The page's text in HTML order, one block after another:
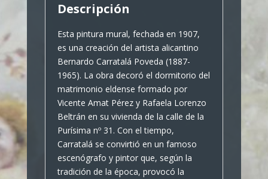
Descripción
Esta pintura mural, fechada en 1907,
es una creación del artista alicantino
Bernardo Carratalá Poveda (1887-
1965). La obra decoró el dormitorio del
matrimonio eldense formado por
Vicente Amat Pérez y Rafaela Lorenzo
Beltrán en su vivienda de la calle de la
Purísima nº 31. Con el tiempo,
Carratalá se convirtió en un famoso
escenógrafo y pintor que, según la
tradición de la época, provocó la